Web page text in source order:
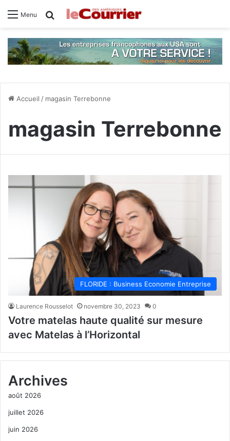
Menu Rechercher
Accueil / magasin Terrebonne
magasin Terrebonne
FLORIDE : Business Economie Entreprise
Laurence Rousselot novembre 30, 2023 0
Votre matelas haute qualité sur mesure
avec Matelas à l’Horizontal
Archives
août 2026
juillet 2026
juin 2026